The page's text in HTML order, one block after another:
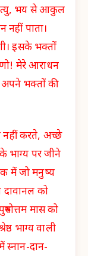
मृत्यु, भय से आकुल
पाता।
इसके भक्तों
मेरे आराधन
अपने भक्तों की
नहीं करते, अच्छे
भाग्य पर जीने
में जो मनुष्य
दावानल को
मास को
भाग्य वाली
स्नान-दान-